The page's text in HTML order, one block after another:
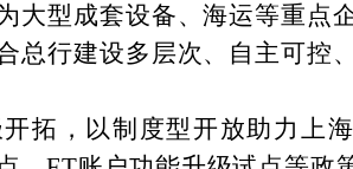
大型成套设备、海运等重点
总行建设多层次、自主可控
拓，以制度型开放助力上